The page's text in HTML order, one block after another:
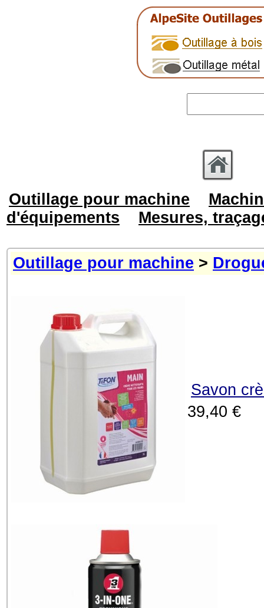
Outillage pour machine
d'équipements
Mesures,
Outillage pour machine >
Savon
39,40 €